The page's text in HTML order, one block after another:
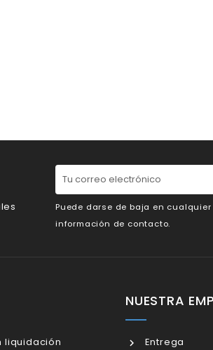
Puede darse de baja en
información de contacto.
liquidación
NUESTRA
Entrega